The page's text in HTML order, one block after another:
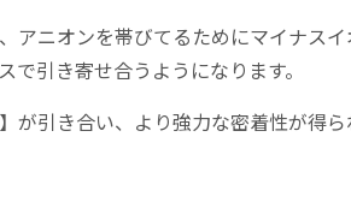
アニオンを帯びてるためにマイナス
引き寄せ合うようになります。
が引き合い、より強力な密着性が得